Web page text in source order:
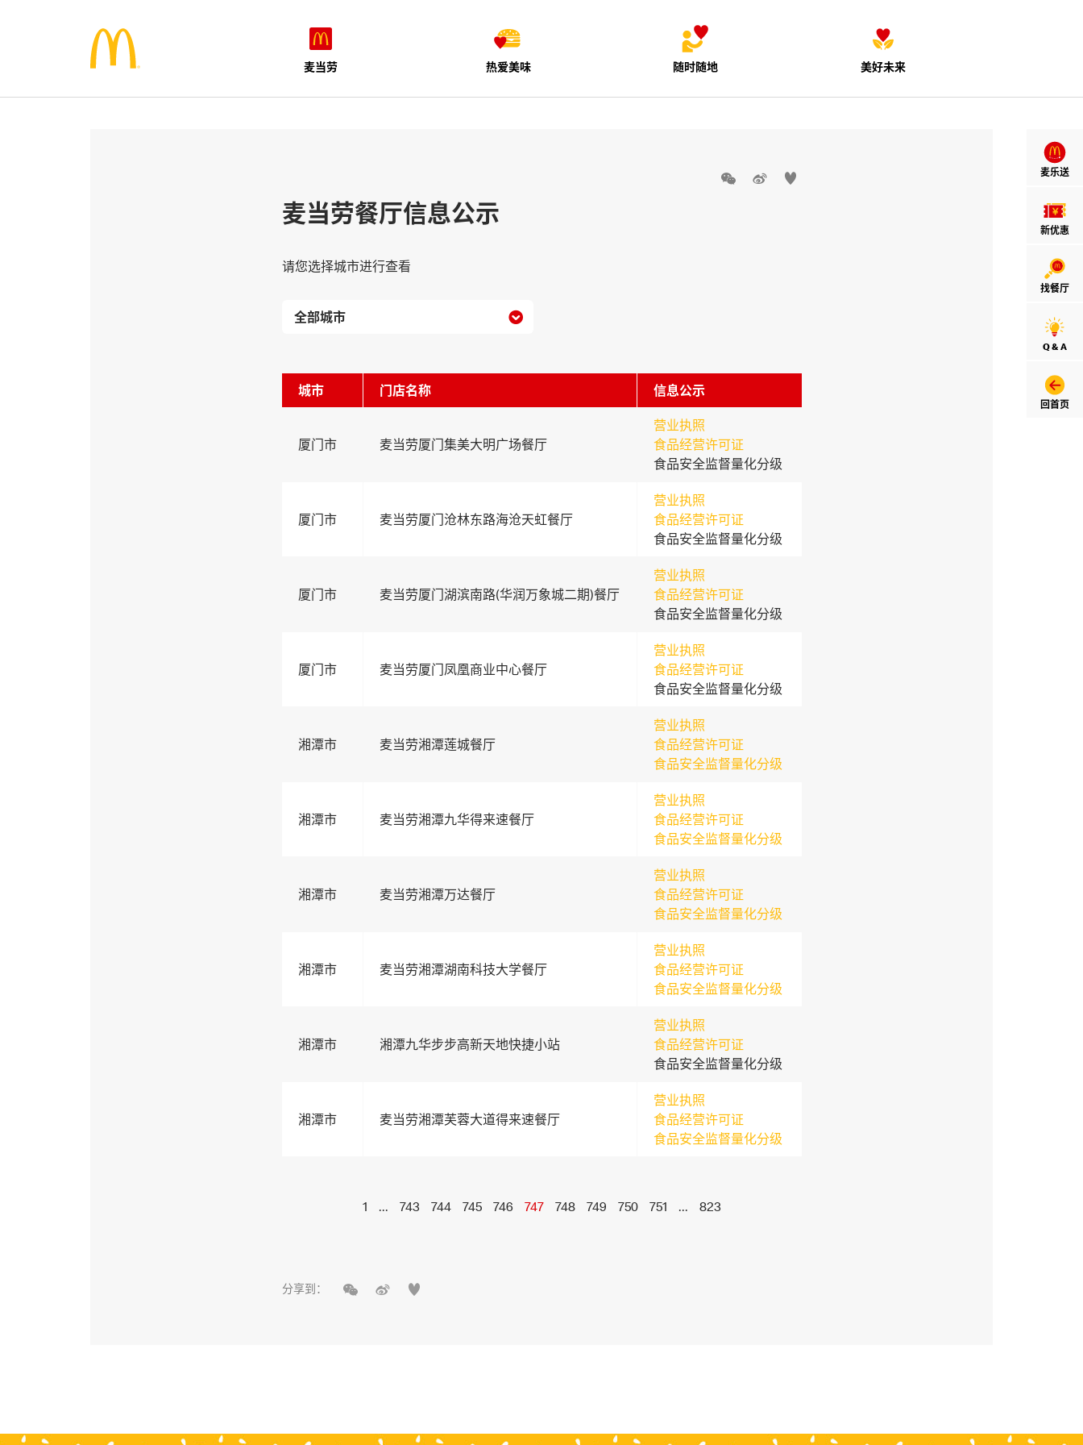
麦当劳 热爱美味 随时随地 美好未来
麦乐送
新优惠
找餐厅
Q & A
回首页
  
麦当劳餐厅信息公示
请您选择城市进行查看

城市 门店名称 信息公示
厦门市 麦当劳厦门集美大明广场餐厅
营业执照
食品经营许可证
食品安全监督量化分级
厦门市 麦当劳厦门沧林东路海沧天虹餐厅
营业执照
食品经营许可证
食品安全监督量化分级
厦门市 麦当劳厦门湖滨南路(华润万象城二期)餐厅
营业执照
食品经营许可证
食品安全监督量化分级
厦门市 麦当劳厦门凤凰商业中心餐厅
营业执照
食品经营许可证
食品安全监督量化分级
湘潭市 麦当劳湘潭莲城餐厅
营业执照
食品经营许可证
食品安全监督量化分级
湘潭市 麦当劳湘潭九华得来速餐厅
营业执照
食品经营许可证
食品安全监督量化分级
湘潭市 麦当劳湘潭万达餐厅
营业执照
食品经营许可证
食品安全监督量化分级
湘潭市 麦当劳湘潭湖南科技大学餐厅
营业执照
食品经营许可证
食品安全监督量化分级
湘潭市 湘潭九华步步高新天地快捷小站
营业执照
食品经营许可证
食品安全监督量化分级
湘潭市 麦当劳湘潭芙蓉大道得来速餐厅
营业执照
食品经营许可证
食品安全监督量化分级
1 ... 743 744 745 746 747 748 749 750 751 ... 823
分享到：   